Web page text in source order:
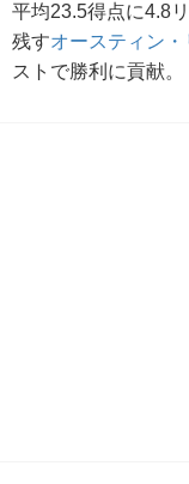
平均23.5得点に4.8
残すオースティン・
ストで勝利に貢献。